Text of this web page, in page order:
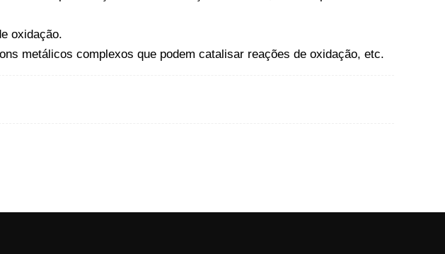
oxidação.
metálicos complexos que podem catalisar reações de oxidação, etc.